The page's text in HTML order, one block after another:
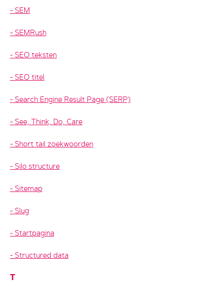
SEM
SEMRush
SEO teksten
SEO titel
Search Engine Result Page (SERP)
See, Think, Do, Care
Short tail zoekwoorden
Silo structure
Sitemap
Slug
Startpagina
Structured data
T